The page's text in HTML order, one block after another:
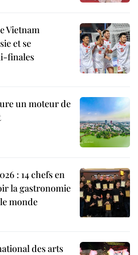
Vietnam
et se
finales
un moteur de
: 14 chefs en
la gastronomie
monde
des arts